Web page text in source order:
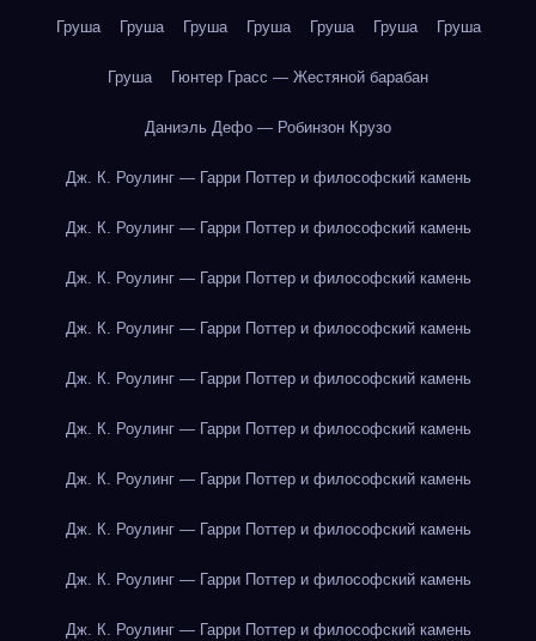
Груша Груша Груша Груша Груша Груша Груша
Груша Гюнтер Грасс — Жестяной барабан
Даниэль Дефо — Робинзон Крузо
Дж. К. Роулинг — Гарри Поттер и философский камень
Дж. К. Роулинг — Гарри Поттер и философский камень
Дж. К. Роулинг — Гарри Поттер и философский камень
Дж. К. Роулинг — Гарри Поттер и философский камень
Дж. К. Роулинг — Гарри Поттер и философский камень
Дж. К. Роулинг — Гарри Поттер и философский камень
Дж. К. Роулинг — Гарри Поттер и философский камень
Дж. К. Роулинг — Гарри Поттер и философский камень
Дж. К. Роулинг — Гарри Поттер и философский камень
Дж. К. Роулинг — Гарри Поттер и философский камень